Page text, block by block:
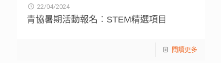
22/04/2024
青協暑期活動報名︰STEM精選項目
閱讀更多